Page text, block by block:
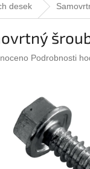
desek
Podrobnosti